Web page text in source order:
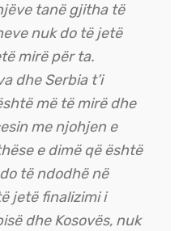
tanë gjitha të
nuk do të jetë
mirë për ta.
dhe Serbia t’i
më të mirë dhe
me njohjen e
e dimë që është
të ndodhë në
jetë finalizimi i
dhe Kosovës, nuk